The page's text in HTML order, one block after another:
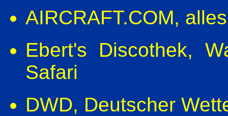
AIRCRAFT.COM,
Ebert's Discothek,
Safari
DWD, Deutscher